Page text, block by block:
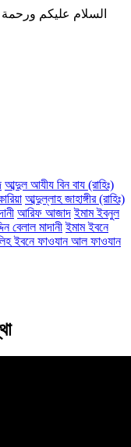
السلام عليكم ورحمة
আব্দুল আযীয বিন বায (রাহিঃ)
আব্দুল্লাহ জাহাঙ্গীর (রাহিঃ)
আরিফ আজাদ ইমাম ইবনুল
বেলাল মাদানী ইমাম ইবনে
ইবনে ফাওযান আল ফাওযান